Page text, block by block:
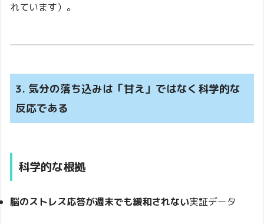
れています）。
3. 気分の落ち込みは「甘え」ではなく科学的な
反応である
科学的な根拠
脳のストレス応答が週末でも緩和されない実証データ